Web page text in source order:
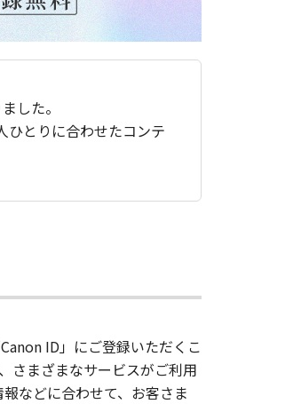
した。
ひとりに合わせたコンテ
ID」にご登録いただくこ
さまざまなサービスがご利用
などに合わせて、お客さま